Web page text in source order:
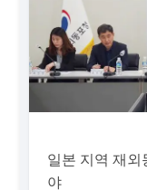
일본 지역 재외
야